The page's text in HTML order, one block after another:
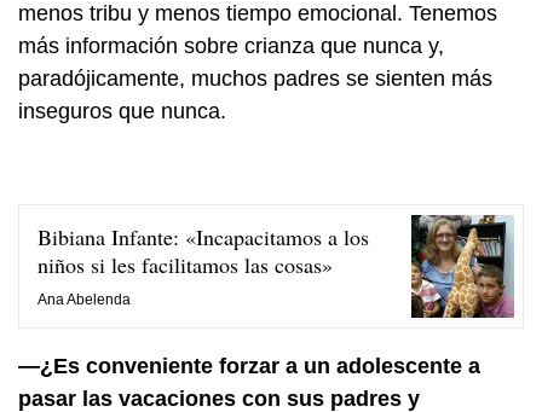
menos tribu y menos tiempo emocional. Tenemos
más información sobre crianza que nunca y,
paradójicamente, muchos padres se sienten más
inseguros que nunca.
Bibiana Infante: «Incapacitamos a los
niños si les facilitamos las cosas»
Ana Abelenda
—¿Es conveniente forzar a un adolescente a
pasar las vacaciones con sus padres y